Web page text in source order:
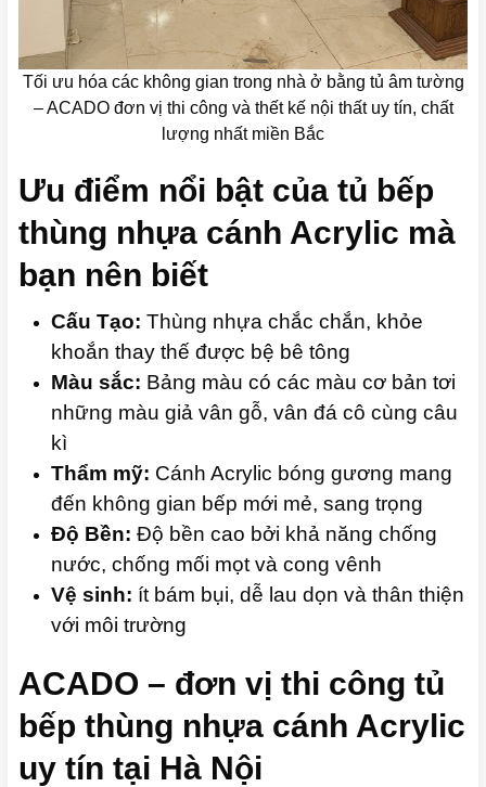
Tối ưu hóa các không gian trong nhà ở bằng tủ âm tường
– ACADO đơn vị thi công và thết kế nội thất uy tín, chất
lượng nhất miền Bắc
Ưu điểm nổi bật của tủ bếp
thùng nhựa cánh Acrylic mà
bạn nên biết
Cấu Tạo: Thùng nhựa chắc chắn, khỏe
khoắn thay thế được bệ bê tông
Màu sắc: Bảng màu có các màu cơ bản tơi
những màu giả vân gỗ, vân đá cô cùng câu
kì
Thẩm mỹ: Cánh Acrylic bóng gương mang
đến không gian bếp mới mẻ, sang trọng
Độ Bền: Độ bền cao bởi khả năng chống
nước, chống mối mọt và cong vênh
Vệ sinh: ít bám bụi, dễ lau dọn và thân thiện
với môi trường
ACADO – đơn vị thi công tủ
bếp thùng nhựa cánh Acrylic
uy tín tại Hà Nội